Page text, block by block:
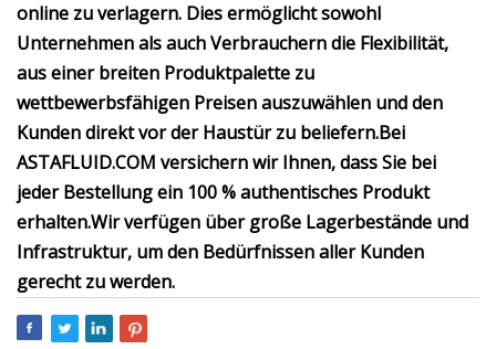
online zu verlagern. Dies ermöglicht sowohl
Unternehmen als auch Verbrauchern die Flexibilität,
aus einer breiten Produktpalette zu
wettbewerbsfähigen Preisen auszuwählen und den
Kunden direkt vor der Haustür zu beliefern.Bei
ASTAFLUID.COM versichern wir Ihnen, dass Sie bei
jeder Bestellung ein 100 % authentisches Produkt
erhalten.Wir verfügen über große Lagerbestände und
Infrastruktur, um den Bedürfnissen aller Kunden
gerecht zu werden.